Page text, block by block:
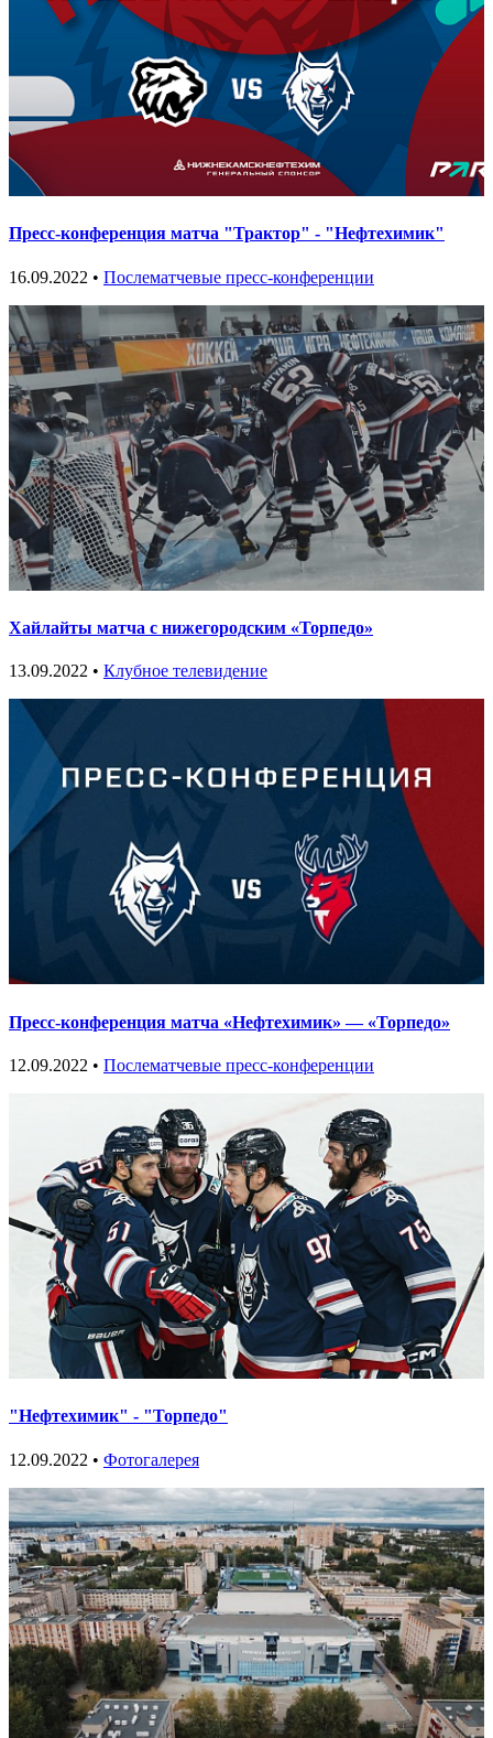
Пресс-конференция матча "Трактор" - "Нефтехимик"
16.09.2022 • Послематчевые пресс-конференции
Хайлайты матча с нижегородским «Торпедо»
13.09.2022 • Клубное телевидение
Пресс-конференция матча «Нефтехимик» — «Торпедо»
12.09.2022 • Послематчевые пресс-конференции
"Нефтехимик" - "Торпедо"
12.09.2022 • Фотогалерея